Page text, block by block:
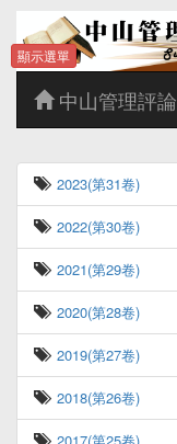
中山管理評論
2023(第31卷)
2022(第30卷)
2021(第29卷)
2020(第28卷)
2019(第27卷)
2018(第26卷)
顯示選單